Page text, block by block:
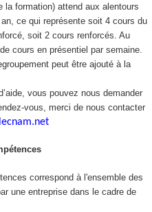
la formation) attend aux alentours
ce qui représente soit 4 cours du
soit 2 cours renforcés. Au
cours en présentiel par semaine.
peut être ajouté à la
vous pouvez nous demander
vous, merci de nous contacter
correspond à l'ensemble des
une entreprise dans le cadre de